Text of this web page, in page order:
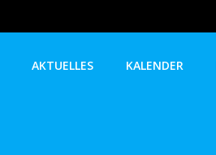
AKTUELLES KALENDER